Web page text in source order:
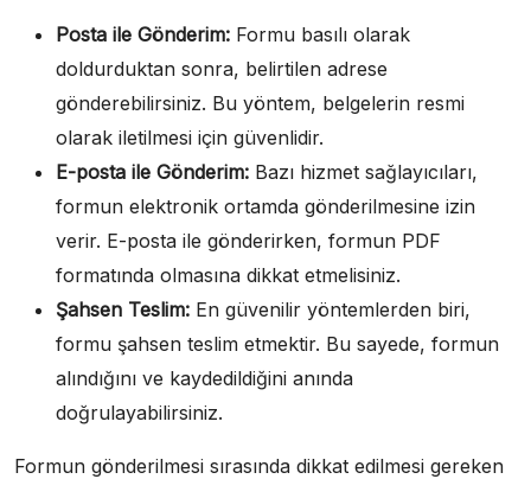
Posta ile Gönderim: Formu basılı olarak
doldurduktan sonra, belirtilen adrese
gönderebilirsiniz. Bu yöntem, belgelerin resmi
olarak iletilmesi için güvenlidir.
E-posta ile Gönderim: Bazı hizmet sağlayıcıları,
formun elektronik ortamda gönderilmesine izin
verir. E-posta ile gönderirken, formun PDF
formatında olmasına dikkat etmelisiniz.
Şahsen Teslim: En güvenilir yöntemlerden biri,
formu şahsen teslim etmektir. Bu sayede, formun
alındığını ve kaydedildiğini anında
doğrulayabilirsiniz.
Formun gönderilmesi sırasında dikkat edilmesi gereken